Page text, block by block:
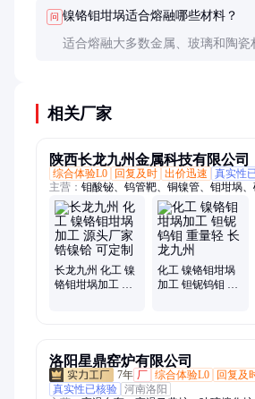
问 镍铬钼坩埚适合熔融哪些材料？
适合熔融大多数金属、玻璃和陶瓷
相关厂家
陕西长龙九州金属科技有限公司
综合体验L0
回复及时 出价迅速 真实性
主营： 钼酸铋、钨管靶、铜镍管、钼坩埚
醇钽、催化剂、钒酸铋、纯镍棒、硼化铪、
酸酯、钛锆管、保护管、复合板、核锆管、
板网、涂钽管、1272-23-7、加热器、材铸
长龙九州 化工 镍
铬钼坩埚加工 源
化工 镍铬钼坩埚
加工 钽铌钨钼 重
洛阳星鼎窑炉有限公司
7年 厂 综合体验L0 回复及
真实性已核验 河南洛阳